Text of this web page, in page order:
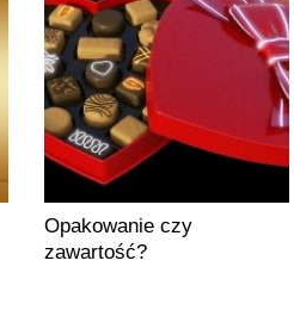
Opakowanie czy
zawartość?